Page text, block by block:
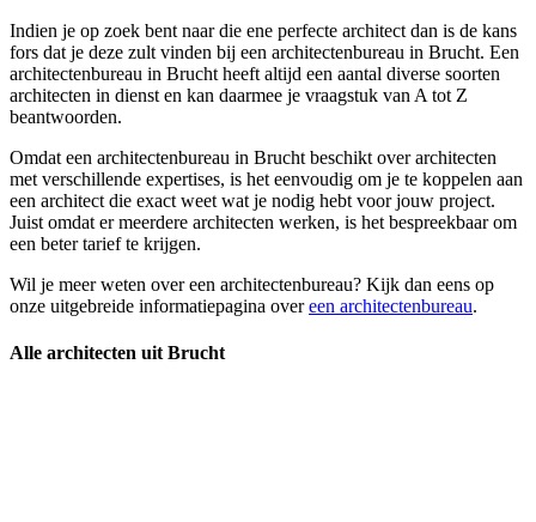
Indien je op zoek bent naar die ene perfecte architect dan is de kans
fors dat je deze zult vinden bij een architectenbureau in Brucht. Een
architectenbureau in Brucht heeft altijd een aantal diverse soorten
architecten in dienst en kan daarmee je vraagstuk van A tot Z
beantwoorden.
Omdat een architectenbureau in Brucht beschikt over architecten
met verschillende expertises, is het eenvoudig om je te koppelen aan
een architect die exact weet wat je nodig hebt voor jouw project.
Juist omdat er meerdere architecten werken, is het bespreekbaar om
een beter tarief te krijgen.
Wil je meer weten over een architectenbureau? Kijk dan eens op
onze uitgebreide informatiepagina overeen architectenbureau.
Alle architecten uit Brucht